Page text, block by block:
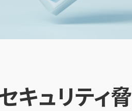
キュリティ脅